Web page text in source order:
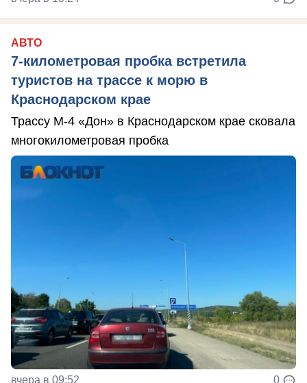
АВТО
7-километровая пробка встретила
туристов на трассе к морю в
Краснодарском крае
Трассу М-4 «Дон» в Краснодарском крае сковала
многокилометровая пробка
вчера в 09:52 0